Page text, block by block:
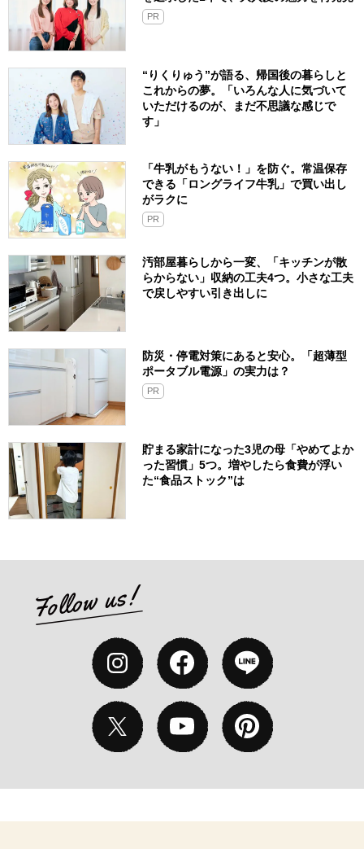
PR
“りくりゅう”が語る、帰国後の暮らしと
これからの夢。「いろんな人に気づいて
いただけるのが、まだ不思議な感じで
す」
「牛乳がもうない！」を防ぐ。常温保存
できる「ロングライフ牛乳」で買い出し
がラクに
PR
汚部屋暮らしから一変、「キッチンが散
らからない」収納の工夫4つ。小さな工夫
で戻しやすい引き出しに
防災・停電対策にあると安心。「超薄型
ポータブル電源」の実力は？​
PR
貯まる家計になった3児の母「やめてよか
った習慣」5つ。増やしたら食費が浮い
た“食品ストック”は